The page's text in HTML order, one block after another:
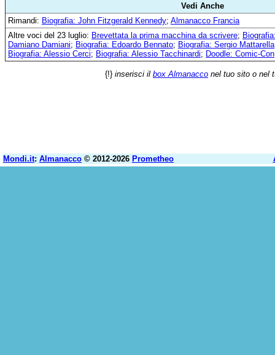
Vedi Anche
Rimandi: Biografia: John Fitzgerald Kennedy; Almanacco Francia
Altre voci del 23 luglio: Brevettata la prima macchina da scrivere;
Damiano Damiani; Biografia: Edoardo Bennato; Biografia: Sergio Mattarella
Biografia: Alessio Cerci; Biografia: Alessio Tacchinardi; Doodle: Comic-Con
{!} inserisci il box Almanacco nel tuo sito o nel
Mondi.it: Almanacco © 2012-2026 Prometheo